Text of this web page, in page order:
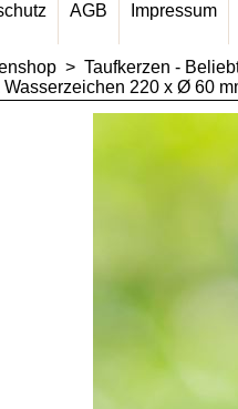
AGB Impressum
> Taufkerzen -
220 x Ø 60